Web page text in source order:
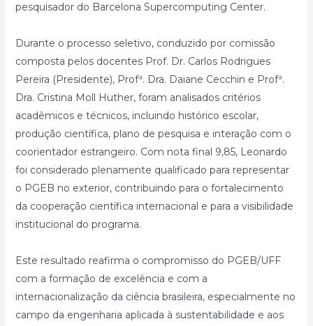
pesquisador do Barcelona Supercomputing Center.
Durante o processo seletivo, conduzido por comissão
composta pelos docentes Prof. Dr. Carlos Rodrigues
Pereira (Presidente), Profª. Dra. Daiane Cecchin e Profª.
Dra. Cristina Moll Huther, foram analisados critérios
acadêmicos e técnicos, incluindo histórico escolar,
produção científica, plano de pesquisa e interação com o
coorientador estrangeiro. Com nota final 9,85, Leonardo
foi considerado plenamente qualificado para representar
o PGEB no exterior, contribuindo para o fortalecimento
da cooperação científica internacional e para a visibilidade
institucional do programa.
Este resultado reafirma o compromisso do PGEB/UFF
com a formação de excelência e com a
internacionalização da ciência brasileira, especialmente no
campo da engenharia aplicada à sustentabilidade e aos